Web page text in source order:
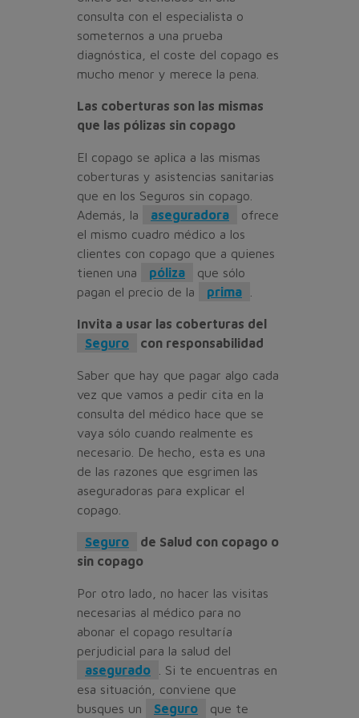
consulta con el especialista o
someternos a una prueba
diagnóstica, el coste del copago es
mucho menor y merece la pena.
Las coberturas son las mismas
que las pólizas sin copago
El copago se aplica a las mismas
coberturas y asistencias sanitarias
que en los Seguros sin copago.
Además, la
aseguradora
ofrece
el mismo cuadro médico a los
clientes con copago que a quienes
tienen una
póliza
que sólo
pagan el precio de la
prima
Invita a usar las coberturas del
Seguro
con responsabilidad
Saber que hay que pagar algo cada
vez que vamos a pedir cita en la
consulta del médico hace que se
vaya sólo cuando realmente es
necesario. De hecho, esta es una
de las razones que esgrimen las
aseguradoras para explicar el
copago.
Seguro
de Salud con copago o
sin copago
Por otro lado, no hacer las visitas
necesarias al médico para no
abonar el copago resultaría
perjudicial para la salud del
asegurado
. Si te encuentras en
esa situación, conviene que
busques un
Seguro que te